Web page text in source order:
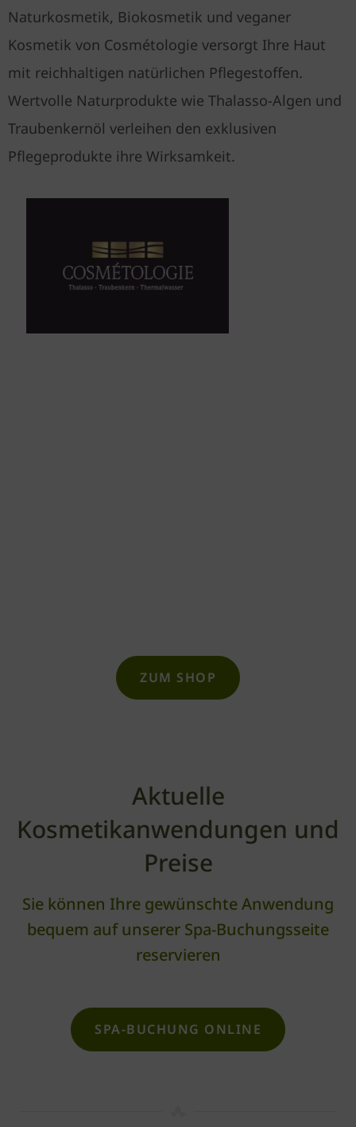
Naturkosmetik, Biokosmetik und veganer
Kosmetik von Cosmétologie versorgt Ihre Haut
mit reichhaltigen natürlichen Pflegestoffen.
Wertvolle Naturprodukte wie Thalasso-Algen und
Traubenkernöl verleihen den exklusiven
Pflegeprodukte ihre Wirksamkeit.
ZUM SHOP
Aktuelle
Kosmetikanwendungen und
Preise
Sie können Ihre gewünschte Anwendung
bequem auf unserer Spa-Buchungsseite
reservieren
SPA-BUCHUNG ONLINE